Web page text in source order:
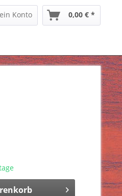
Konto 0,00 € *